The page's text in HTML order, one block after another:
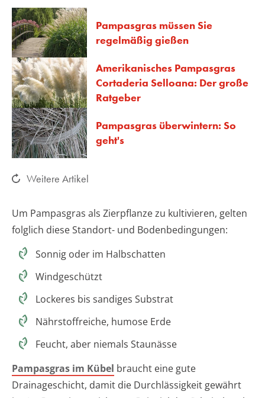
Pampasgras müssen Sie
regelmäßig gießen
Amerikanisches Pampasgras
Cortaderia Selloana: Der große
Ratgeber
Pampasgras überwintern: So
geht's
Weitere Artikel
Um Pampasgras als Zierpflanze zu kultivieren, gelten
folglich diese Standort- und Bodenbedingungen:
Sonnig oder im Halbschatten
Windgeschützt
Lockeres bis sandiges Substrat
Nährstoffreiche, humose Erde
Feucht, aber niemals Staunässe
Pampasgras im Kübel braucht eine gute
Drainageschicht, damit die Durchlässigkeit gewährt